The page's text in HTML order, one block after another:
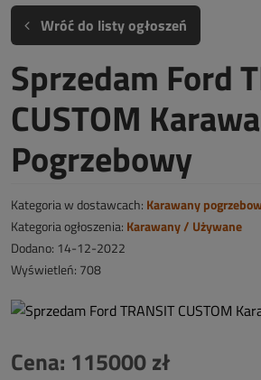
Wróć do listy ogłoszeń
Sprzedam Ford
CUSTOM
Pogrzebowy
Kategoria w dostawcach: Karawany
Kategoria ogłoszenia: Karawany / Używane
Dodano: 14-12-2022
Wyświetleń: 708
Cena: 115000 zł